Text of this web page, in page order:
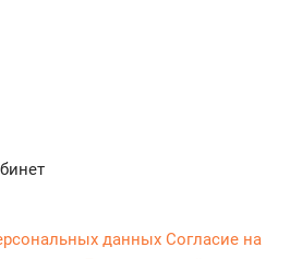
данных Согласие на